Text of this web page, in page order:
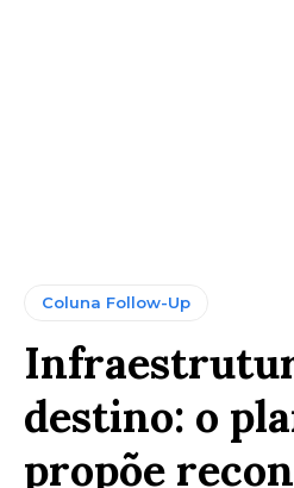
Coluna Follow-Up
destino: o
propõe